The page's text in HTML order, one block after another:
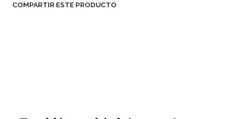
COMPARTIR ESTE PRODUCTO